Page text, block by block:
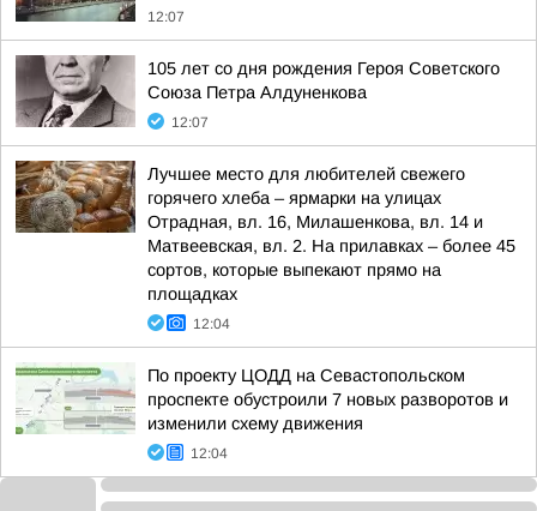
12:07
105 лет со дня рождения Героя Советского
Союза Петра Алдуненкова
12:07
Лучшее место для любителей свежего
горячего хлеба – ярмарки на улицах
Отрадная, вл. 16, Милашенкова, вл. 14 и
Матвеевская, вл. 2. На прилавках – более 45
сортов, которые выпекают прямо на
площадках
12:04
По проекту ЦОДД на Севастопольском
проспекте обустроили 7 новых разворотов и
изменили схему движения
12:04